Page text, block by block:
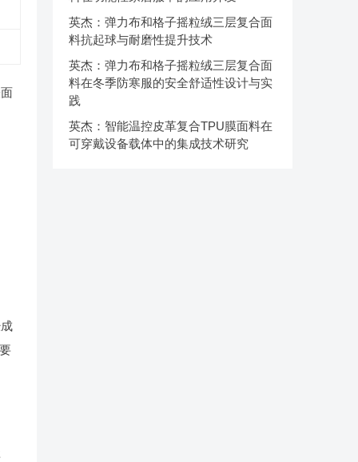
英杰：弹力布和格子摇粒绒三层复合面
料抗起球与耐磨性提升技术
英杰：弹力布和格子摇粒绒三层复合面
料在冬季防寒服的安全舒适性设计与实
践
英杰：智能温控皮革复合TPU膜面料在
可穿戴设备载体中的集成技术研究